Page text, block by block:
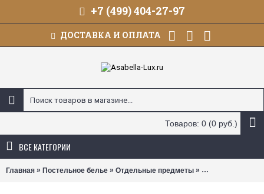
+7 (499) 404-27-97
ДОСТАВКА И ОПЛАТА
Товаров: 0 (0 руб.)
ВСЕ КАТЕГОРИИ
Главная » Постельное белье » Отдельные предметы » Простыня + 2